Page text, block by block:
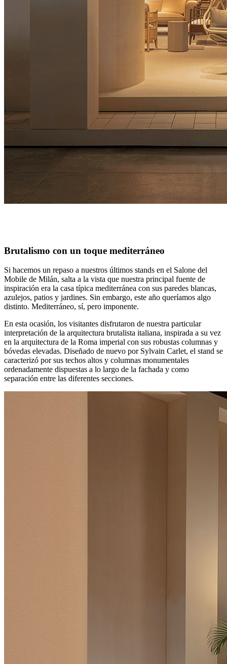
Brutalismo con un toque mediterráneo
Si hacemos un repaso a nuestros últimos stands en el Salone del
Mobile de Milán, salta a la vista que nuestra principal fuente de
inspiración era la casa típica mediterránea con sus paredes blancas,
azulejos, patios y jardines. Sin embargo, este año queríamos algo
distinto. Mediterráneo, sí, pero imponente.
En esta ocasión, los visitantes disfrutaron de nuestra particular
interpretación de la arquitectura brutalista italiana, inspirada a su vez
en la arquitectura de la Roma imperial con sus robustas columnas y
bóvedas elevadas. Diseñado de nuevo por Sylvain Carlet, el stand se
caracterizó por sus techos altos y columnas monumentales
ordenadamente dispuestas a lo largo de la fachada y como
separación entre las diferentes secciones.